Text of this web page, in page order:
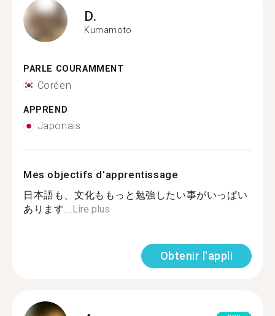
D.
Kumamoto
PARLE COURAMMENT
Coréen
APPREND
Japonais
Mes objectifs d'apprentissage
日本語も、文化ももっと勉強したい事がいっぱい
あります...Lire plus
Obtenir l'appli